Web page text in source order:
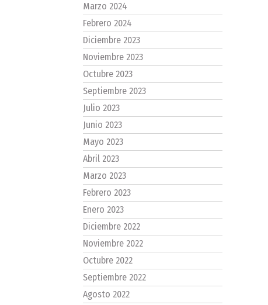
Marzo 2024
Febrero 2024
Diciembre 2023
Noviembre 2023
Octubre 2023
Septiembre 2023
Julio 2023
Junio 2023
Mayo 2023
Abril 2023
Marzo 2023
Febrero 2023
Enero 2023
Diciembre 2022
Noviembre 2022
Octubre 2022
Septiembre 2022
Agosto 2022